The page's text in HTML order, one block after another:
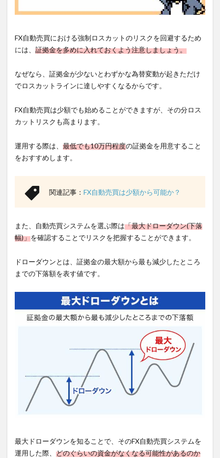
FX自動売買における強制ロスカットのリスクを回避するため
には、 証拠金を多めに入れておくよう注意しましょう。
なぜなら、証拠金が少ないとわずかな為替変動が起きただけ
でロスカットラインに達しやすくなるからです。
FX自動売買は少額でも始めることができますが、その分ロス
カットリスクも高まります。
運用する際は、 最低でも10万円程度の証拠金を用意すること
をおすすめします。
関連記事： FX自動売買は少額から可能か？
また、自動売買システムを選ぶ際は「最大ドローダウン(下落
幅)」を確認することでリスクを把握することができます。
ドローダウンとは、証拠金の最大額から最も減少したところ
までの下落額を表す値です。
最大ドローダウンを知ることで、そのFX自動売買システムを
運用した際、 どのぐらいの資金がなくなる可能性があるのか